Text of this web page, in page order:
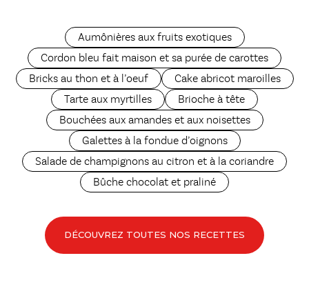
Aumônières aux fruits exotiques
Cordon bleu fait maison et sa purée de carottes
Bricks au thon et à l’oeuf
Cake abricot maroilles
Tarte aux myrtilles
Brioche à tête
Bouchées aux amandes et aux noisettes
Galettes à la fondue d’oignons
Salade de champignons au citron et à la coriandre
Bûche chocolat et praliné
DÉCOUVREZ TOUTES NOS RECETTES